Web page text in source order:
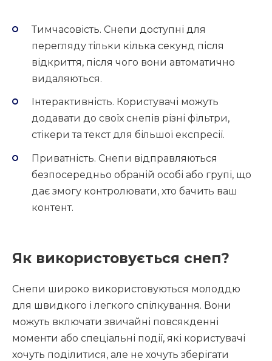
Тимчасовість. Снепи доступні для
перегляду тільки кілька секунд після
відкриття, після чого вони автоматично
видаляються.
Інтерактивність. Користувачі можуть
додавати до своїх снепів різні фільтри,
стікери та текст для більшої експресії.
Приватність. Снепи відправляються
безпосередньо обраній особі або групі, що
дає змогу контролювати, хто бачить ваш
контент.
Як використовується снеп?
Снепи широко використовуються молоддю
для швидкого і легкого спілкування. Вони
можуть включати звичайні повсякденні
моменти або спеціальні події, які користувачі
хочуть поділитися, але не хочуть зберігати